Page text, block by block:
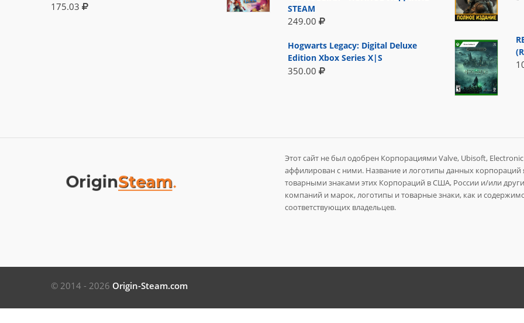
175.03
STEAM
249.00
Hogwarts Legacy: Digital Deluxe
Edition Xbox Series X|S
350.00
Этот сайт не был одобрен Корпорациями Valve, Ubisoft,
аффилирован с ними. Название и логотипы данных
товарными знаками этих Корпораций в США, России и/или
компаний и марок, логотипы и товарные знаки, как и
соответствующих владельцев.
© 2014 - 2026 Origin-Steam.com